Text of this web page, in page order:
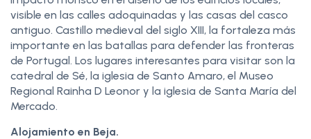
visible en las calles adoquinadas y las casas del casco
antiguo. Castillo medieval del siglo XIII, la fortaleza más
importante en las batallas para defender las fronteras
de Portugal. Los lugares interesantes para visitar son la
catedral de Sé, la iglesia de Santo Amaro, el Museo
Regional Rainha D Leonor y la iglesia de Santa María del
Mercado.
Alojamiento en Beja.